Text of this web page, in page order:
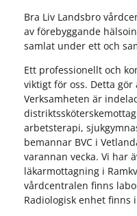
Bra Liv Landsbro
av förebyggande
samlat under ett och
Ett professionellt och
viktigt för oss. Detta
Verksamheten är
arbetsterapi,
bemannar BVC i
varannan vecka. Vi har
läkarmottagning i
vårdcentralen finns
Radiologisk enhet finns